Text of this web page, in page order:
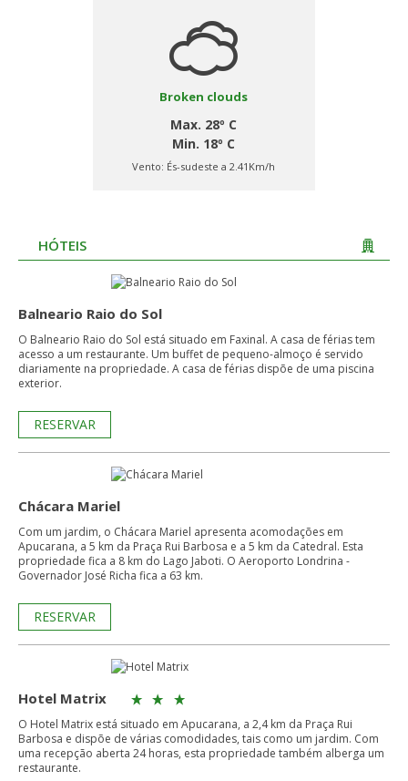
Broken clouds
Max. 28º C
Min. 18º C
Vento: És-sudeste a 2.41Km/h
HÓTEIS
Balneario Raio do Sol
O Balneario Raio do Sol está situado em Faxinal. A casa de férias tem
acesso a um restaurante. Um buffet de pequeno-almoço é servido
diariamente na propriedade. A casa de férias dispõe de uma piscina
exterior.
RESERVAR
Chácara Mariel
Com um jardim, o Chácara Mariel apresenta acomodações em
Apucarana, a 5 km da Praça Rui Barbosa e a 5 km da Catedral. Esta
propriedade fica a 8 km do Lago Jaboti. O Aeroporto Londrina -
Governador José Richa fica a 63 km.
RESERVAR
Hotel Matrix
O Hotel Matrix está situado em Apucarana, a 2,4 km da Praça Rui
Barbosa e dispõe de várias comodidades, tais como um jardim. Com
uma recepção aberta 24 horas, esta propriedade também alberga um
restaurante.